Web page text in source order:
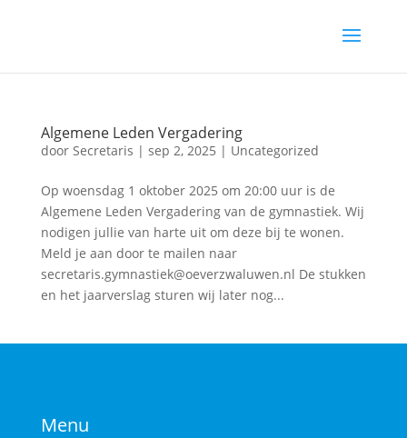
Algemene Leden Vergadering
door Secretaris | sep 2, 2025 | Uncategorized
Op woensdag 1 oktober 2025 om 20:00 uur is de
Algemene Leden Vergadering van de gymnastiek. Wij
nodigen jullie van harte uit om deze bij te wonen.
Meld je aan door te mailen naar
secretaris.gymnastiek@oeverzwaluwen.nl De stukken
en het jaarverslag sturen wij later nog...
Menu